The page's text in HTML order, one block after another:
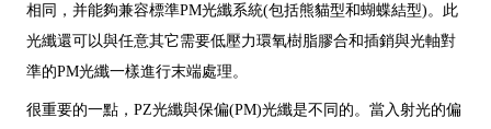
相同，并能夠兼容標準PM光纖系統(包括熊貓型和蝴蝶結型)。此
光纖還可以與任意其它需要低壓力環氧樹脂膠合和插銷與光軸對
準的PM光纖一樣進行末端處理。
很重要的一點，PZ光纖與保偏(PM)光纖是不同的。當入射光的偏